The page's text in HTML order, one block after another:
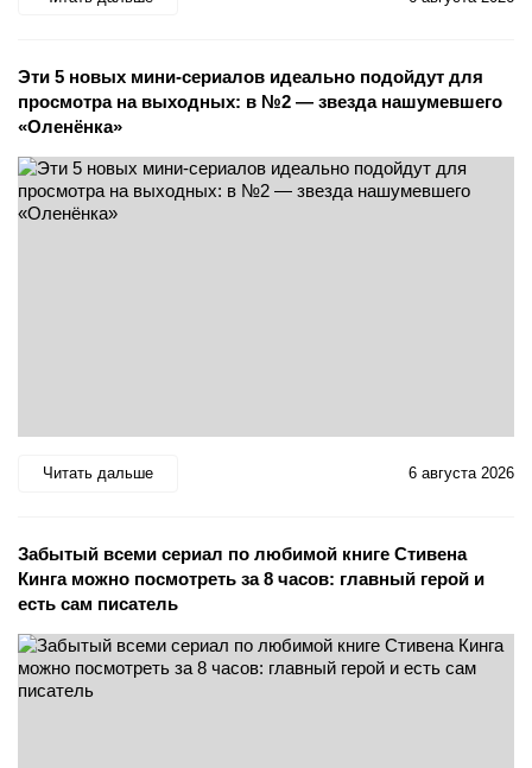
Эти 5 новых мини-сериалов идеально подойдут для
просмотра на выходных: в №2 — звезда нашумевшего
«Оленёнка»
Читать дальше 6 августа 2026
Забытый всеми сериал по любимой книге Стивена
Кинга можно посмотреть за 8 часов: главный герой и
есть сам писатель